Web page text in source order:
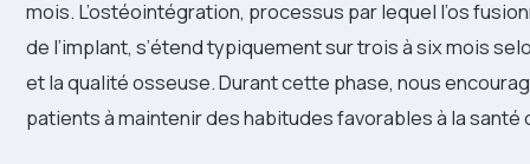
mois. L’ostéointégration, processus par lequel l’os
de l’implant, s’étend typiquement sur trois à six mois
et la qualité osseuse. Durant cette phase, nous
patients à maintenir des habitudes favorables à la santé